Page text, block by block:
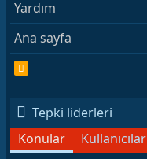
Yardım
Ana sayfa
S
Tepki liderleri
Konular
Kullanıcılar